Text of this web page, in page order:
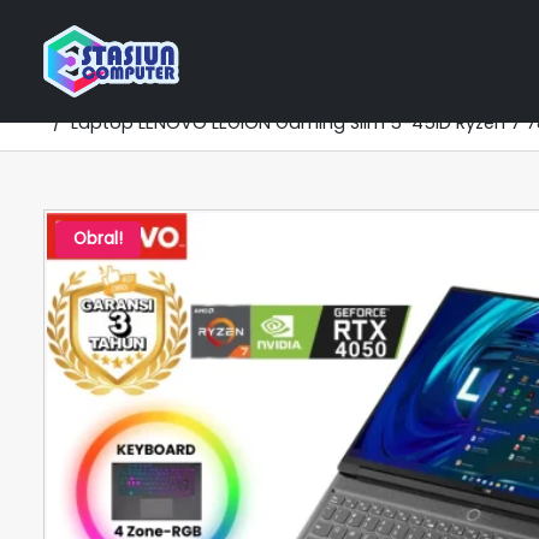
Home
Laptop LENOVO LEGION Gaming Slim 5-45ID Ryzen 7
Obral!